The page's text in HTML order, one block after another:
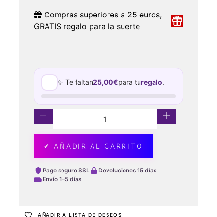
Compras superiores a 25 euros,
GRATIS regalo para la suerte
✨ Te faltan25,00€para turegalo.
✔ AÑADIR AL CARRITO
Pago seguro SSL
Devoluciones 15 días
Envío 1–5 días
AÑADIR A LISTA DE DESEOS